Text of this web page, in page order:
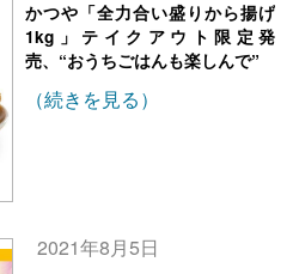
かつや「全力合い盛りから揚げ
1kg」テイクアウト限定発
売、“おうちごはんも楽しんで”
（続きを見る）
2021年8月5日